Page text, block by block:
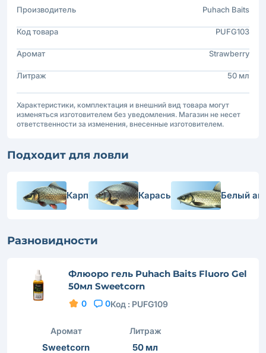
Производитель Puhach Baits
Код товара PUFG103
Аромат Strawberry
Литраж 50 мл
Характеристики, комплектация и внешний вид товара могут
изменяться изготовителем без уведомления. Магазин не несет
ответственности за изменения, внесенные изготовителем.
Подходит для ловли
Карп Карась Белый
Разновидности
Флюоро гель Puhach Baits Fluoro Gel
50мл Sweetcorn
0 0Код : PUFG109
Аромат
Sweetcorn
Литраж
50 мл